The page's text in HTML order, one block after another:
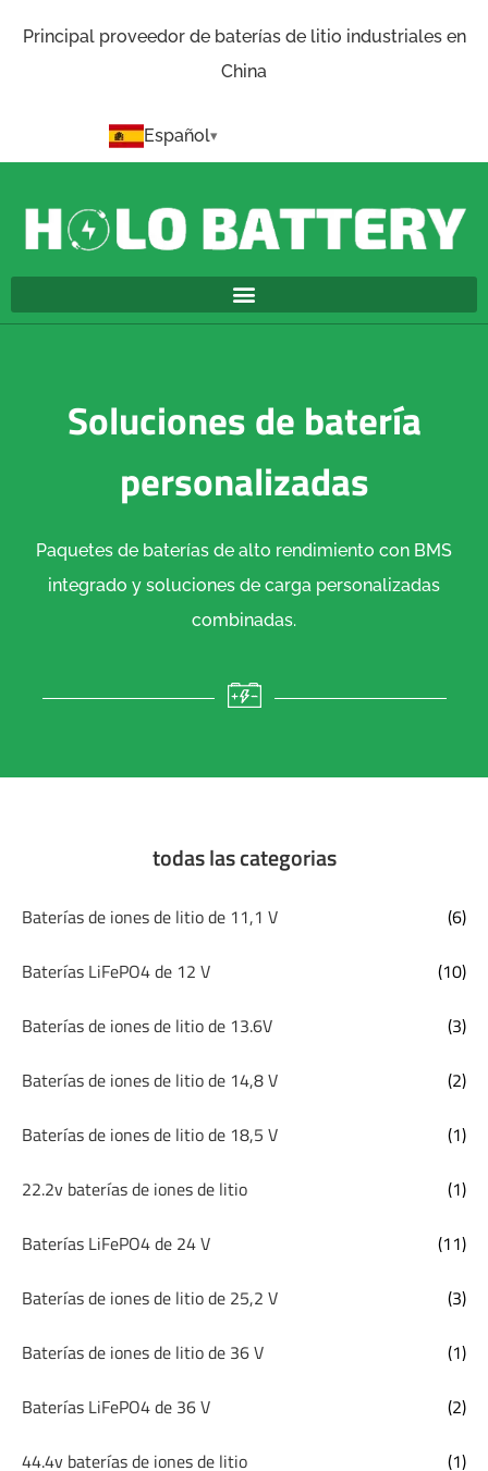
Principal proveedor de baterías de litio industriales en
China
Español
Soluciones de batería
personalizadas
Paquetes de baterías de alto rendimiento con BMS
integrado y soluciones de carga personalizadas
combinadas.
todas las categorias
Baterías de iones de litio de 11,1 V (6)
Baterías LiFePO4 de 12 V (10)
Baterías de iones de litio de 13.6V (3)
Baterías de iones de litio de 14,8 V (2)
Baterías de iones de litio de 18,5 V (1)
22.2v baterías de iones de litio (1)
Baterías LiFePO4 de 24 V (11)
Baterías de iones de litio de 25,2 V (3)
Baterías de iones de litio de 36 V (1)
Baterías LiFePO4 de 36 V (2)
44.4v baterías de iones de litio (1)